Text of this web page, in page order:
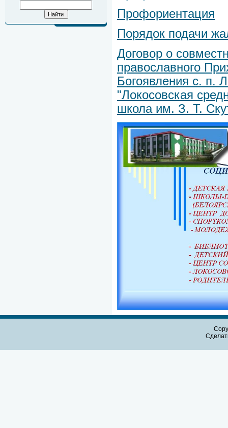
Профориентация
Порядок подачи
Договор о
православного
Богоявления с. п.
"Локосовская
школа им. З. Т.